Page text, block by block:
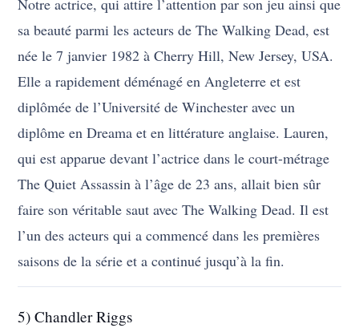
Notre actrice, qui attire l’attention par son jeu ainsi que
sa beauté parmi les acteurs de The Walking Dead, est
née le 7 janvier 1982 à Cherry Hill, New Jersey, USA.
Elle a rapidement déménagé en Angleterre et est
diplômée de l’Université de Winchester avec un
diplôme en Dreama et en littérature anglaise. Lauren,
qui est apparue devant l’actrice dans le court-métrage
The Quiet Assassin à l’âge de 23 ans, allait bien sûr
faire son véritable saut avec The Walking Dead. Il est
l’un des acteurs qui a commencé dans les premières
saisons de la série et a continué jusqu’à la fin.
5) Chandler Riggs